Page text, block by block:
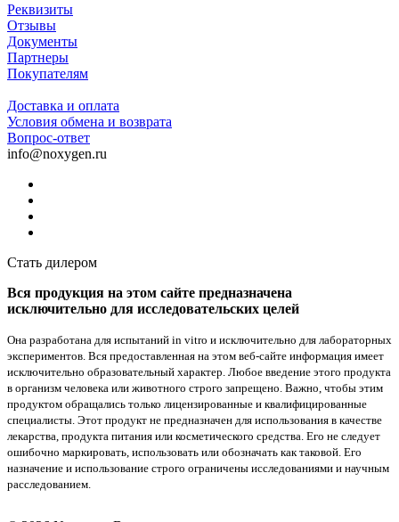
Реквизиты
Отзывы
Документы
Партнеры
Покупателям
Доставка и оплата
Условия обмена и возврата
Вопрос-ответ
info@noxygen.ru
Стать дилером
Вся продукция на этом сайте предназначена
исключительно для исследовательских целей
Она разработана для испытаний in vitro и исключительно для лабораторных
экспериментов. Вся предоставленная на этом веб-сайте информация имеет
исключительно образовательный характер. Любое введение этого продукта
в организм человека или животного строго запрещено. Важно, чтобы этим
продуктом обращались только лицензированные и квалифицированные
специалисты. Этот продукт не предназначен для использования в качестве
лекарства, продукта питания или косметического средства. Его не следует
ошибочно маркировать, использовать или обозначать как таковой. Его
назначение и использование строго ограничены исследованиями и научным
расследованием.